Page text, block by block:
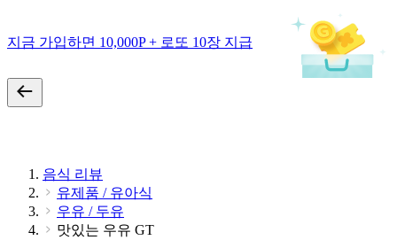
지금 가입하면 10,000P + 로또 10장 지급
음식 리뷰
유제품 / 유아식
우유 / 두유
맛있는 우유 GT